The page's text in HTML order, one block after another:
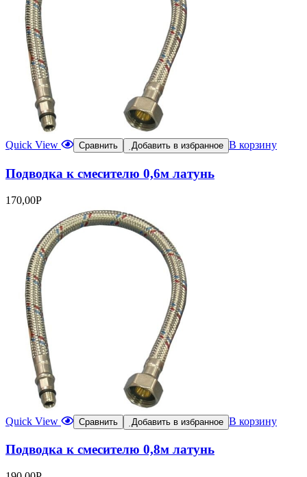
Quick View Сравнить Добавить в избранное В корзину
Подводка к смесителю 0,6м латунь
170,00Р
Quick View Сравнить Добавить в избранное В корзину
Подводка к смесителю 0,8м латунь